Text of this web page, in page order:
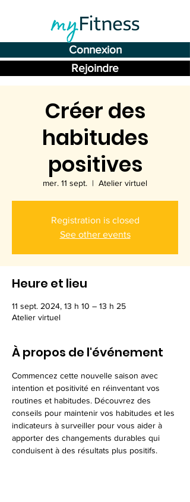
Connexion
Rejoindre
Créer des
habitudes
positives
mer. 11 sept.
  |
Atelier virtuel
Registration is closed
See other events
Heure et lieu
11 sept. 2024, 13 h 10 – 13 h 25
Atelier virtuel
À propos de l'événement
Commencez cette nouvelle saison avec
intention et positivité en réinventant vos
routines et habitudes. Découvrez des
conseils pour maintenir vos habitudes et les
indicateurs à surveiller pour vous aider à
apporter des changements durables qui
conduisent à des résultats plus positifs.